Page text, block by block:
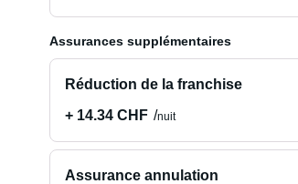
Assurances supplémentaires
Réduction de la franchise
+ 14.34 CHF
nuit
Assurance annulation